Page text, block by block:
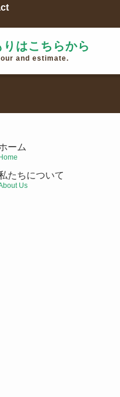
はこちらから
and estimate.
ーム
Home
たちについて
Us